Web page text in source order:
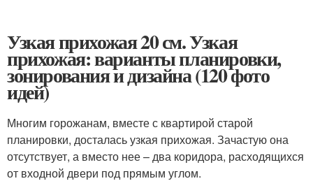
Узкая прихожая 20 см. Узкая
прихожая: варианты планировки,
зонирования и дизайна (120 фото
идей)
Многим горожанам, вместе с квартирой старой
планировки, досталась узкая прихожая. Зачастую она
отсутствует, а вместо нее – два коридора, расходящихся
от входной двери под прямым углом.